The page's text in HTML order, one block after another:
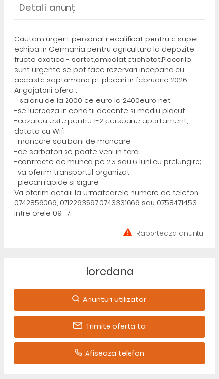
Detalii anunț
Cautam urgent personal necalificat pentru o super
echipa in Germania pentru agricultura la depozite
fructe exotice - sortat,ambalat,etichetat.Plecarile
sunt urgente se pot face rezervari incepand cu
aceasta saptamana pt plecari in februarie 2026.
Angajatorii ofera :
- salariu de la 2000 de euro la 2400euro net
-se lucreaza in conditii decente si mediu placut
-cazarea este pentru 1-2 persoane apartament,
dotata cu Wifi
-mancare sau bani de mancare
-de sarbatori se poate veni in tara
-contracte de munca pe 2,3 sau 6 luni cu prelungire;
-va oferim transportul organizat
-plecari rapide si sigure
Va oferim detalii la urmatoarele numere de telefon
0742856066, 0712263597,0743331666 sau 0758471453,
intre orele 09-17.
Raportează anunțul
loredana
Anunturi utilizator
Trimite oferta ta
Afiseaza telefon